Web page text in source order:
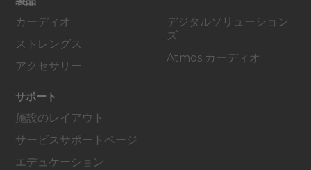
カーディオ
ストレングス
アクセサリー
デジタルソリューション
ズ
Atmos カーディオ
サポート
施設のレイアウト
サービスサポートページ
エデュケーション